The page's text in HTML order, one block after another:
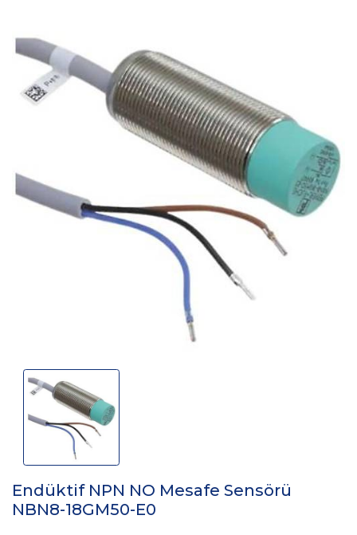
Endüktif NPN NO Mesafe Sensörü
NBN8-18GM50-E0